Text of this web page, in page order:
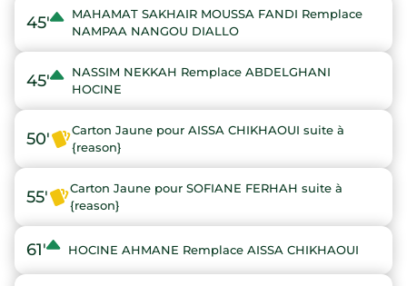
45'
MAHAMAT SAKHAIR MOUSSA FANDI Remplace
NAMPAA NANGOU DIALLO
45'
NASSIM NEKKAH Remplace ABDELGHANI
HOCINE
50'
Carton Jaune pour AISSA CHIKHAOUI suite à
{reason}
55'
Carton Jaune pour SOFIANE FERHAH suite à
{reason}
61' HOCINE AHMANE Remplace AISSA CHIKHAOUI